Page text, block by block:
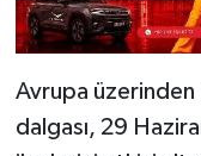
Avrupa üzerinden
dalgası, 29